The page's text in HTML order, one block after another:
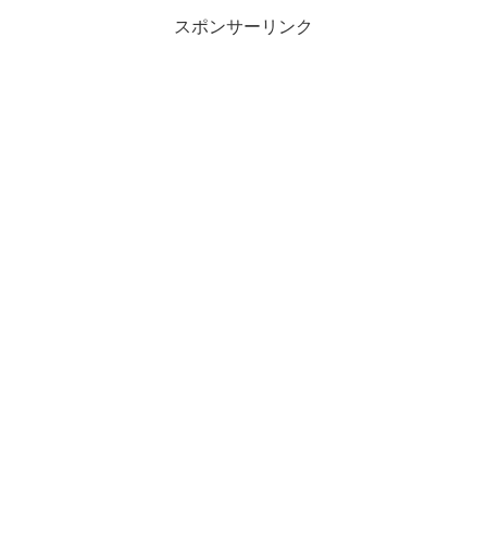
スポンサーリンク